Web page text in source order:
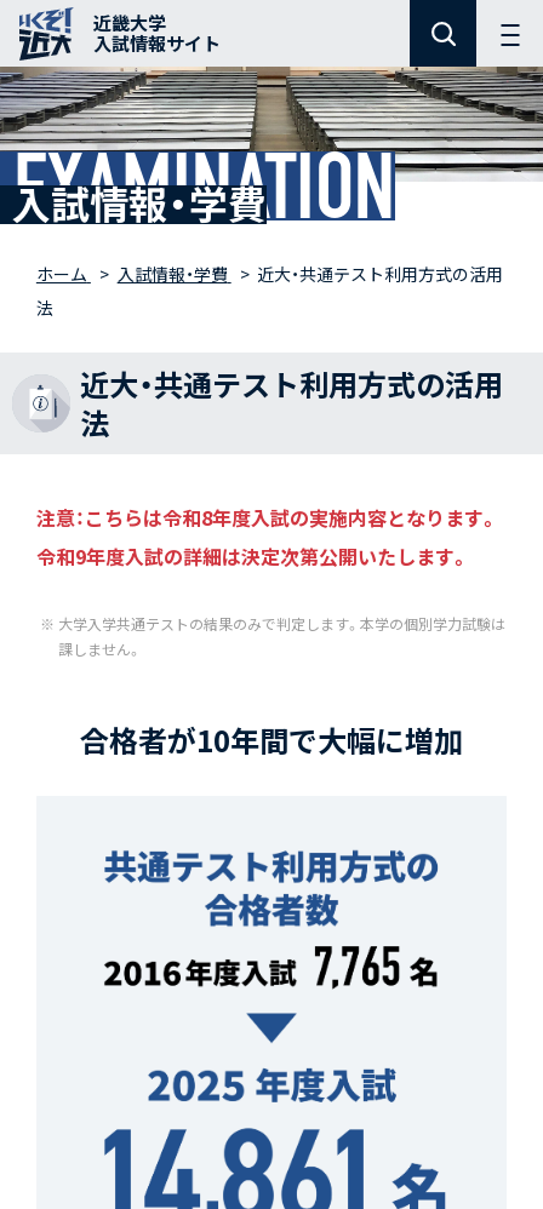
近畿大学
入試情報サイト
EXAMINATION
入試情報・学費
ホーム 入試情報・学費
近大・共通テスト利用方式の活用
法
近大・共通テスト利用方式の活用
法
注意：こちらは令和8年度入試の実施内容となります。
令和9年度入試の詳細は決定次第公開いたします。
大学入学共通テストの結果のみで判定します。本学の個別学力試験は
課しません。
合格者が10年間で大幅に増加